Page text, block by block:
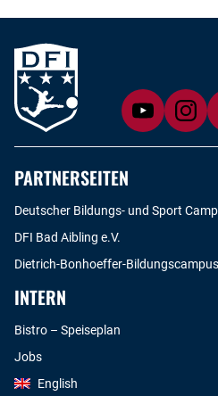
PARTNERSEITEN
Deutscher Bildungs- und Sport
DFI Bad Aibling e.V.
Dietrich-Bonhoeffer-
INTERN
Bistro – Speiseplan
Jobs
English